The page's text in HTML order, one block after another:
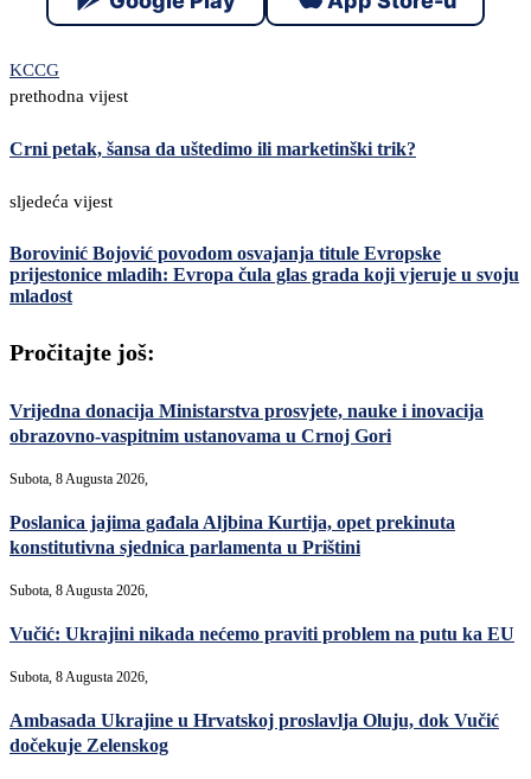
KCCG
prethodna vijest
Crni petak, šansa da uštedimo ili marketinški trik?
sljedeća vijest
Borovinić Bojović povodom osvajanja titule Evropske
prijestonice mladih: Evropa čula glas grada koji vjeruje u svoju
mladost
Pročitajte još:
Vrijedna donacija Ministarstva prosvjete, nauke i inovacija
obrazovno-vaspitnim ustanovama u Crnoj Gori
Subota, 8 Augusta 2026,
Poslanica jajima gađala Aljbina Kurtija, opet prekinuta
konstitutivna sjednica parlamenta u Prištini
Subota, 8 Augusta 2026,
Vučić: Ukrajini nikada nećemo praviti problem na putu ka EU
Subota, 8 Augusta 2026,
Ambasada Ukrajine u Hrvatskoj proslavlja Oluju, dok Vučić
dočekuje Zelenskog